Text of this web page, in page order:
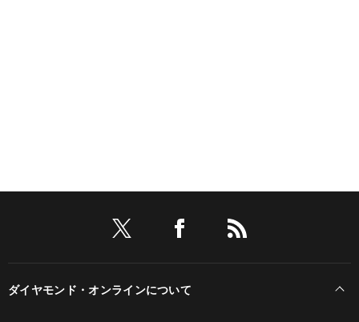
ダイヤモンド・オンラインについて